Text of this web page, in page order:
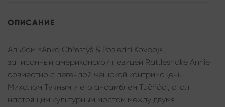
ОПИСАНИЕ
Альбом «Anka Chřestýš & Poslední Kovboj»,
записанный американской певицей Rattlesnake Annie
совместно с легендой чешской кантри-сцены
Михалом Тучным и его ансамблем Tučňáci, стал
настоящим культурным мостом между двумя